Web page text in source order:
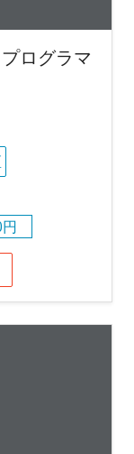
ログラマ